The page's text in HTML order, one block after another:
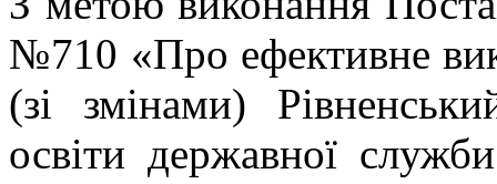
№710 «Про ефективне
(зі змінами)
освіти державної